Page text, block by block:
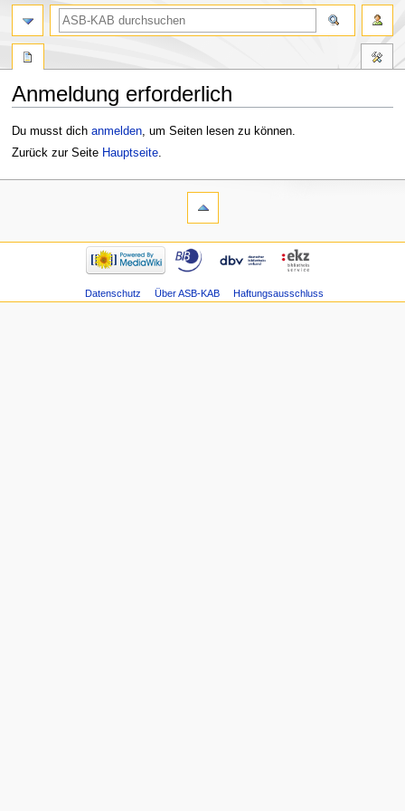
Anmeldung erforderlich
Zur
Navigation
Zur
Suche
Du musst dich anmelden, um Seiten lesen zu können.
Zurück zur Seite Hauptseite.
Datenschutz Über ASB-KAB Haftungsausschluss